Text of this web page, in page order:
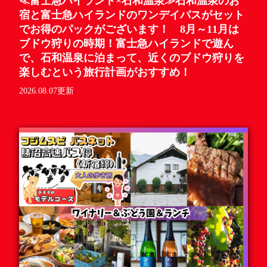
宿と富士急ハイランドのワンデイパスがセット
でお得のパックがございます！ 8月～11月は
ブドウ狩りの時期！富士急ハイランドで遊ん
で、石和温泉に泊まって、近くのブドウ狩りを
楽しむという旅行計画がおすすめ！
2026.08.07更新